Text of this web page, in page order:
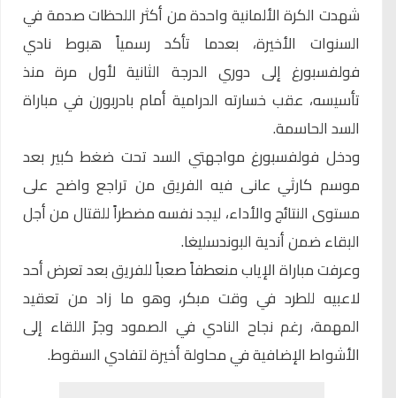
شهدت الكرة الألمانية واحدة من أكثر اللحظات صدمة في
السنوات الأخيرة، بعدما تأكد رسمياً هبوط نادي
فولفسبورغ إلى دوري الدرجة الثانية لأول مرة منذ
تأسيسه، عقب خسارته الدرامية أمام بادربورن في مباراة
السد الحاسمة.
ودخل فولفسبورغ مواجهتي السد تحت ضغط كبير بعد
موسم كارثي عانى فيه الفريق من تراجع واضح على
مستوى النتائج والأداء، ليجد نفسه مضطراً للقتال من أجل
البقاء ضمن أندية البوندسليغا.
وعرفت مباراة الإياب منعطفاً صعباً للفريق بعد تعرض أحد
لاعبيه للطرد في وقت مبكر، وهو ما زاد من تعقيد
المهمة، رغم نجاح النادي في الصمود وجرّ اللقاء إلى
الأشواط الإضافية في محاولة أخيرة لتفادي السقوط.